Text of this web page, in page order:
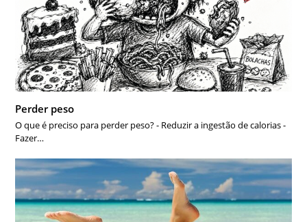
Perder peso
O que é preciso para perder peso? - Reduzir a ingestão de calorias -
Fazer…